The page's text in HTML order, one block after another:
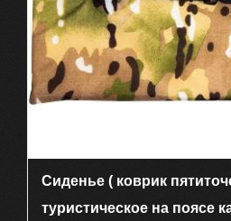
Сиденье ( коврик
туристическое на поясе